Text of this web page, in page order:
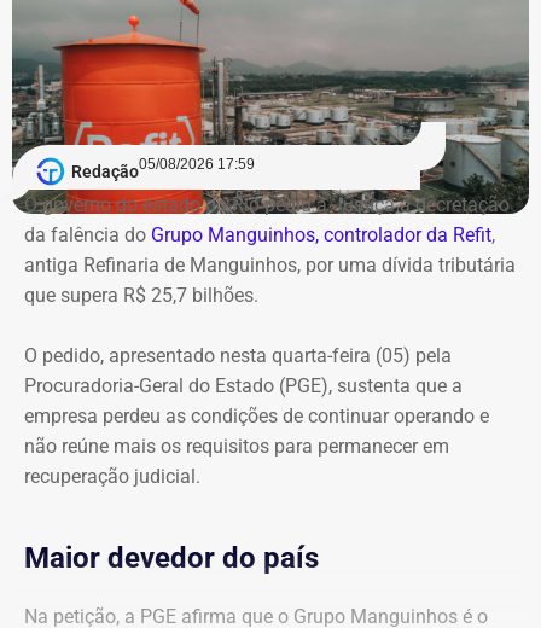
Redação05/08/2026 17:59
O governo do estado do Rio pediu à Justiça a decretação
da falência do Grupo Manguinhos, controlador da Refit,
antiga Refinaria de Manguinhos, por uma dívida tributária
que supera R$ 25,7 bilhões.
O pedido, apresentado nesta quarta-feira (05) pela
Procuradoria-Geral do Estado (PGE), sustenta que a
empresa perdeu as condições de continuar operando e
não reúne mais os requisitos para permanecer em
recuperação judicial.
Maior devedor do país
Na petição, a PGE afirma que o Grupo Manguinhos é o